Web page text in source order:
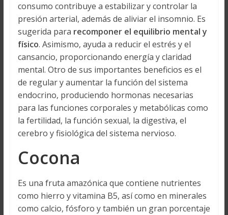
consumo contribuye a estabilizar y controlar la
presión arterial, además de aliviar el insomnio. Es
sugerida para recomponer el equilibrio mental y
físico. Asimismo, ayuda a reducir el estrés y el
cansancio, proporcionando energía y claridad
mental. Otro de sus importantes beneficios es el
de regular y aumentar la función del sistema
endocrino, produciendo hormonas necesarias
para las funciones corporales y metabólicas como
la fertilidad, la función sexual, la digestiva, el
cerebro y fisiológica del sistema nervioso.
Cocona
Es una fruta amazónica que contiene nutrientes
como hierro y vitamina B5, así como en minerales
como calcio, fósforo y también un gran porcentaje